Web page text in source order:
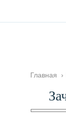
Главная ›